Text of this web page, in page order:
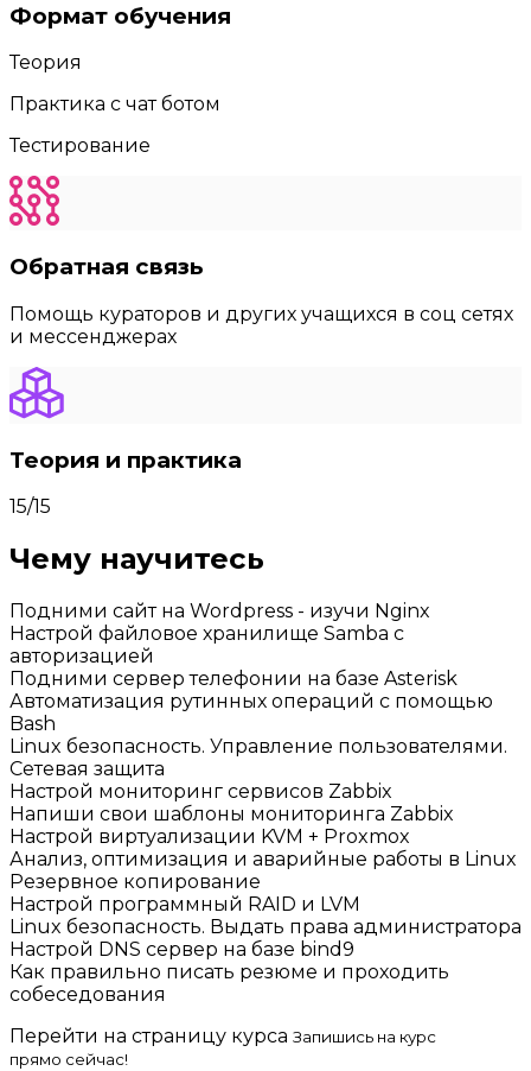
Формат обучения
Теория
Практика с чат ботом
Тестирование
Обратная связь
Помощь кураторов и других учащихся в соц сетях
и мессенджерах
Теория и практика
15/15
Чему научитесь
Подними сайт на Wordpress - изучи Nginx
Настрой файловое хранилище Samba с
авторизацией
Подними сервер телефонии на базе Asterisk
Автоматизация рутинных операций с помощью
Bash
Linux безопасность. Управление пользователями.
Сетевая защита
Настрой мониторинг сервисов Zabbix
Напиши свои шаблоны мониторинга Zabbix
Настрой виртуализации KVM + Proxmox
Анализ, оптимизация и аварийные работы в Linux
Резервное копирование
Настрой программный RAID и LVM
Linux безопасность. Выдать права администратора
Настрой DNS сервер на базе bind9
Как правильно писать резюме и проходить
собеседования
Перейти на страницу курса Запишись на курс
прямо сейчас!